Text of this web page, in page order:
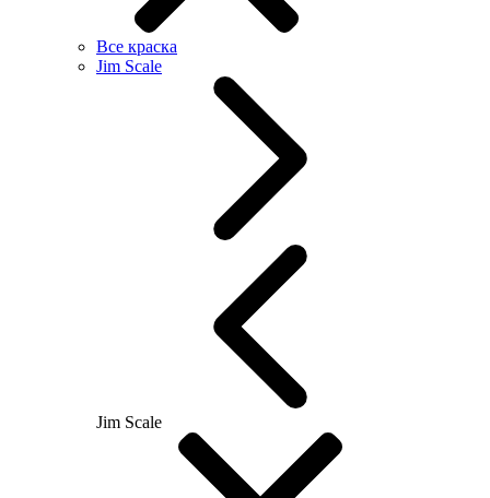
Все краска
Jim Scale
Jim Scale